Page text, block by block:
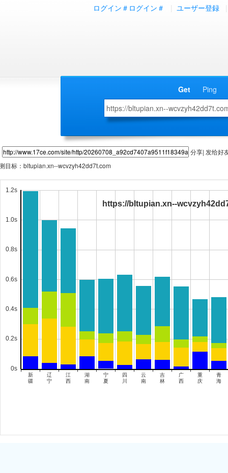
ログイン＃ログイン＃ ユーザー登録
Get Ping
分享| 发给好
目标： bltupian.xn--wcvzyh42dd7t.com